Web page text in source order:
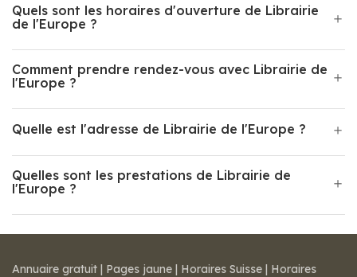
Quels sont les horaires d'ouverture de Librairie
de l'Europe ?
Comment prendre rendez-vous avec Librairie de
l'Europe ?
Quelle est l'adresse de Librairie de l'Europe ?
Quelles sont les prestations de Librairie de
l'Europe ?
Annuaire gratuit | Pages jaune | Horaires Suisse | Horaires